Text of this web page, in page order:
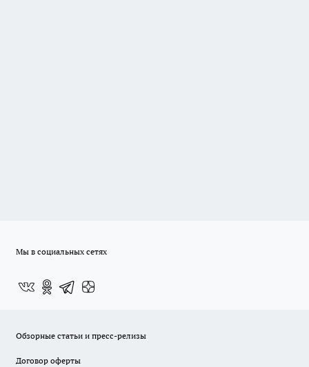
Мы в социальных сетях
Обзорные статьи и пресс-релизы
Договор оферты